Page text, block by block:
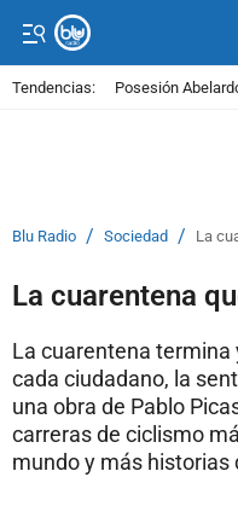
Tendencias: Posesión
Blu Radio / Sociedad / La
La cuarentena
La cuarentena termina
cada ciudadano, la
una obra de Pablo
carreras de ciclismo
mundo y más historias